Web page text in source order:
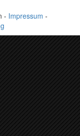
- Impressum -